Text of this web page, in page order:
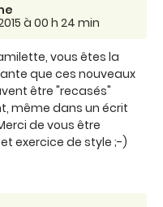
à 00 h 24 min
vous êtes la
que ces nouveaux
être "recasés"
même dans un écrit
de vous être
exercice de style ;-)